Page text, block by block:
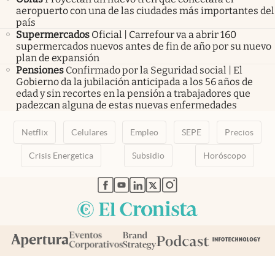
aeropuerto con una de las ciudades más importantes del
país
Supermercados Oficial | Carrefour va a abrir 160
supermercados nuevos antes de fin de año por su nuevo
plan de expansión
Pensiones Confirmado por la Seguridad social | El
Gobierno da la jubilación anticipada a los 56 años de
edad y sin recortes en la pensión a trabajadores que
padezcan alguna de estas nuevas enfermedades
Netflix Celulares Empleo SEPE Precios
Crisis Energetica Subsidio Horóscopo
abre en nueva pestaña
abre en nueva pestaña
abre en nueva pestaña
abre en nueva pestaña
abre en nueva pestaña